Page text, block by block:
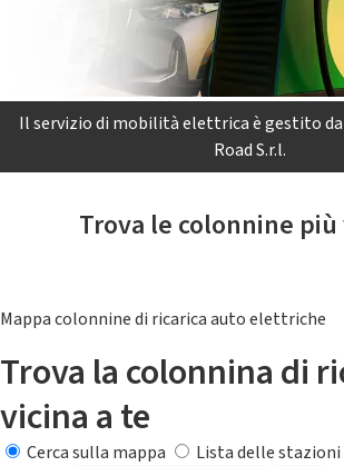
Il servizio di mobilità elettrica è gestito
Road S.r.l.
Trova le colonnine
Mappa colonnine di ricarica auto elettriche
Trova la colonnina di
vicina a te
Cerca sulla mappa
Lista delle stazioni